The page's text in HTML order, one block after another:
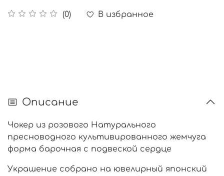
(0) В избранное
Описание
Чокер из розового Натурального
пресноводного культивированного жемчуга
форма барочная с подвеской сердце
Украшение собрано на ювелирный японский